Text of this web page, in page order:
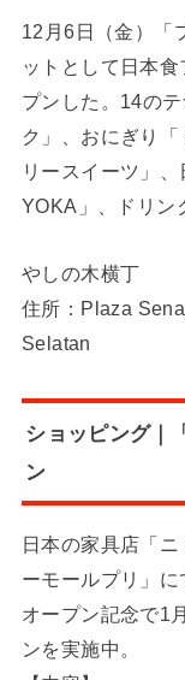
12月6日（金）「
ットとして日本
プンした。14の
ク」、おにぎり
リースイーツ」
YOKA」、ドリン
やしの木横丁
住所：Plaza
Selatan
ショッピング｜
ン
日本の家具店「
ーモールプリ」に
オープン記念で1
ンを実施中。